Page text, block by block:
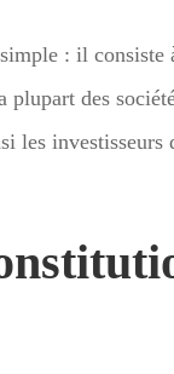
: il consiste
plupart des
les investisseurs